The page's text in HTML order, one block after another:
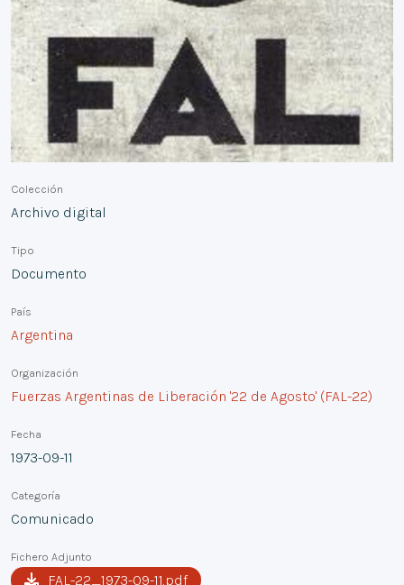
Colección
Archivo digital
Tipo
Documento
País
Argentina
Organización
Fuerzas Argentinas de Liberación '22 de Agosto' (FAL-22)
Fecha
1973-09-11
Categoría
Comunicado
Fichero Adjunto
FAL-22_1973-09-11.pdf